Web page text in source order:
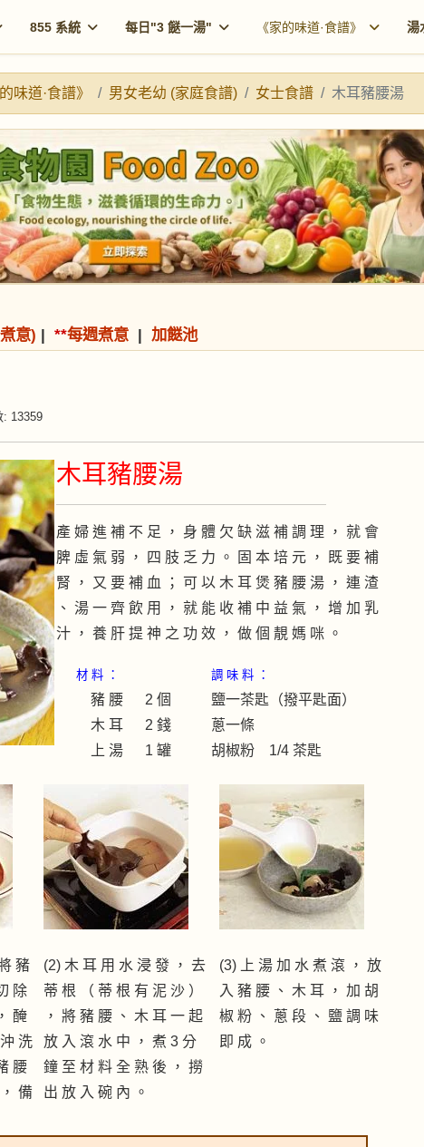
855 系統 每日"3 餸一湯" 《家的味道·食譜》 湯
味道·食譜》 男女老幼 (家庭食譜) 女士食譜 木耳豬腰湯
意) | **每週煮意 | 加餸池
: 13359
木耳豬腰湯
產 婦 進 補 不 足 ， 身 體 欠 缺 滋 補 調 理 ， 就 會
脾 虛 氣 弱 ， 四 肢 乏 力 。 固 本 培 元 ， 既 要 補
腎 ， 又 要 補 血 ； 可 以 木 耳 煲 豬 腰 湯 ， 連 渣
、 湯 一 齊 飲 用 ， 就 能 收 補 中 益 氣 ， 增 加 乳
汁 ， 養 肝 提 神 之 功 效 ， 做 個 靚 媽 咪 。
材 料 ：
豬 腰 2 個
木 耳 2 錢
上 湯 1 罐
調 味 料 ：
鹽一茶匙（撥平匙面）
蔥一條
胡椒粉 1/4 茶匙
豬
除
醃
洗
腰
備
(2) 木 耳 用 水 浸 發 ， 去
蒂 根 （ 蒂 根 有 泥 沙 ）
， 將 豬 腰 、 木 耳 一 起
放 入 滾 水 中 ， 煮 3 分
鐘 至 材 料 全 熟 後 ， 撈
出 放 入 碗 內 。
(3) 上 湯 加 水 煮 滾 ， 放
入 豬 腰 、 木 耳 ， 加 胡
椒 粉 、 蔥 段 、 鹽 調 味
即 成 。